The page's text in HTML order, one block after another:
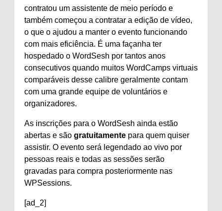
contratou um assistente de meio período e
também começou a contratar a edição de vídeo,
o que o ajudou a manter o evento funcionando
com mais eficiência. É uma façanha ter
hospedado o WordSesh por tantos anos
consecutivos quando muitos WordCamps virtuais
comparáveis ​​desse calibre geralmente contam
com uma grande equipe de voluntários e
organizadores.
As inscrições para o WordSesh ainda estão
abertas e são gratuitamente para quem quiser
assistir. O evento será legendado ao vivo por
pessoas reais e todas as sessões serão
gravadas para compra posteriormente nas
WPSessions.
[ad_2]